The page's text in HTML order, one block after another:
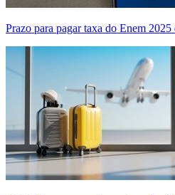
Prazo para pagar taxa do Enem